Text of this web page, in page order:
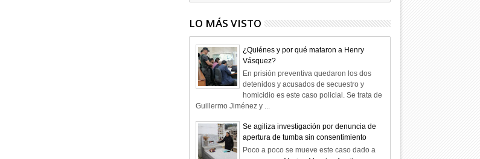
LO MÁS VISTO
¿Quiénes y por qué mataron a Henry
Vásquez?
En prisión preventiva quedaron los dos
detenidos y acusados de secuestro y
homicidio es este caso policial. Se trata de
Guillermo Jiménez y ...
Se agiliza investigación por denuncia de
apertura de tumba sin consentimiento
Poco a poco se mueve este caso dado a